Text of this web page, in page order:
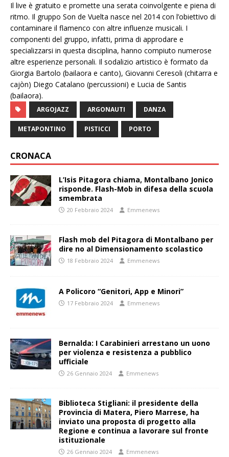
Il live è gratuito e promette una serata coinvolgente e piena di
ritmo. Il gruppo Son de Vuelta nasce nel 2014 con l’obiettivo di
contaminare il flamenco con altre influenze musicali. I
componenti del gruppo, infatti, prima di approdare e
specializzarsi in questa disciplina, hanno compiuto numerose
altre esperienze personali. Il sodalizio artistico è formato da
Giorgia Bartolo (bailaora e canto), Giovanni Ceresoli (chitarra e
cajòn) Diego Catalano (percussioni) e Lucia de Santis
(bailaora).
ARGOJAZZ ARGONAUTI DANZA
METAPONTINO PISTICCI PORTO
CRONACA
L’Isis Pitagora chiama, Montalbano Jonico
risponde. Flash-Mob in difesa della scuola
smembrata
20 Febbraio 2024 Emmenews
Flash mob del Pitagora di Montalbano per
dire no al Dimensionamento scolastico
18 Febbraio 2024 Emmenews
A Policoro “Genitori, App e Minori”
17 Febbraio 2024 Emmenews
Bernalda: I Carabinieri arrestano un uono
per violenza e resistenza a pubblico
ufficiale
26 Gennaio 2024 Emmenews
Biblioteca Stigliani: il presidente della
Provincia di Matera, Piero Marrese, ha
inviato una proposta di progetto alla
Regione e continua a lavorare sul fronte
istituzionale
26 Gennaio 2024 Emmenews